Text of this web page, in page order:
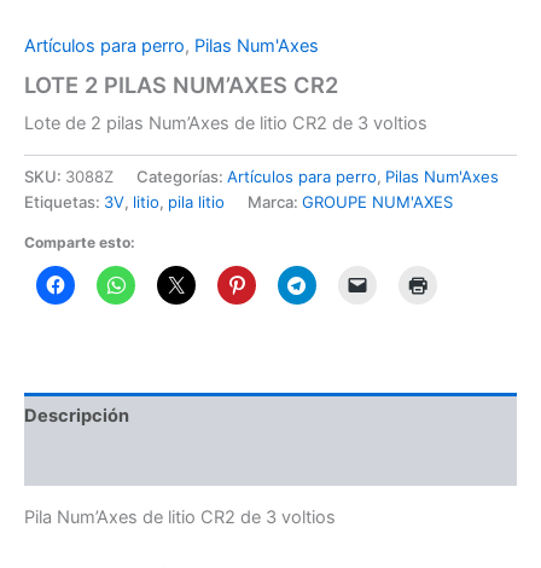
Artículos para perro, Pilas Num'Axes
LOTE 2 PILAS NUM’AXES CR2
Lote de 2 pilas Num’Axes de litio CR2 de 3 voltios
SKU: 3088Z Categorías: Artículos para perro, Pilas Num'Axes
Etiquetas: 3V, litio, pila litio Marca: GROUPE NUM'AXES
Comparte esto:
Descripción
Pila Num’Axes de litio CR2 de 3 voltios